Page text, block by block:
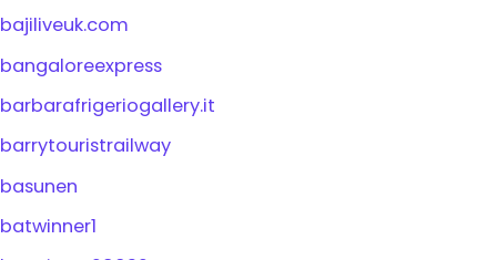
bajiliveuk.com
bangaloreexpress
barbarafrigeriogallery.it
barrytouristrailway
basunen
batwinner1